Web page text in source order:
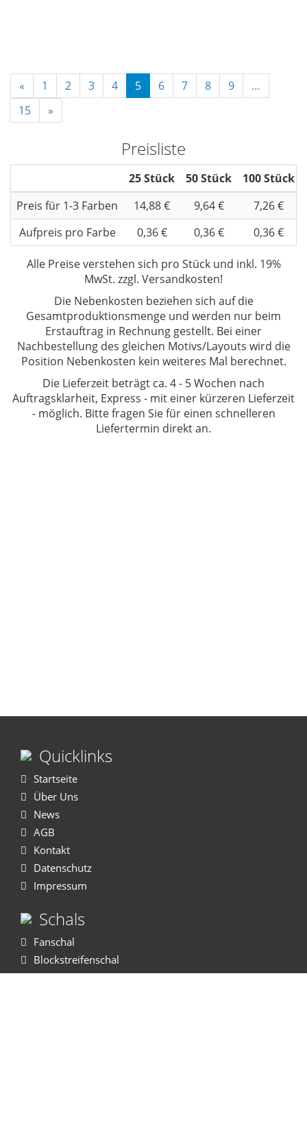
« 1 2 3 4 5 6 7 8 9
…
15
»
Preisliste
25 Stück 50 Stück 100 Stück
Preis für 1-3 Farben
14,88 € 9,64 €
7,26 €
Aufpreis pro Farbe
0,36 € 0,36 € 0,36 €
Alle Preise verstehen sich pro Stück und inkl. 19%
MwSt. zzgl. Versandkosten!
Die Nebenkosten beziehen sich auf die
Gesamtproduktionsmenge und werden nur beim
Erstauftrag in Rechnung gestellt. Bei einer
Nachbestellung des gleichen Motivs/Layouts wird die
Position Nebenkosten kein weiteres Mal berechnet.
Die Lieferzeit beträgt ca. 4 - 5 Wochen nach
Auftragsklarheit, Express - mit einer kürzeren Lieferzeit
- möglich. Bitte fragen Sie für einen schnelleren
Liefertermin direkt an.
Quicklinks
Startseite
Über Uns
News
AGB
Kontakt
Datenschutz
Impressum
Schals
Fanschal
Blockstreifenschal
Polyesterschal